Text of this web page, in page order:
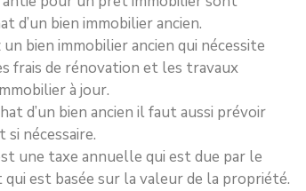
d’un bien immobilier ancien.
un bien immobilier ancien qui nécessite
frais de rénovation et les travaux
à jour.
d’un bien ancien il faut aussi prévoir
si nécessaire.
une taxe annuelle qui est due par le
est basée sur la valeur de la propriété.